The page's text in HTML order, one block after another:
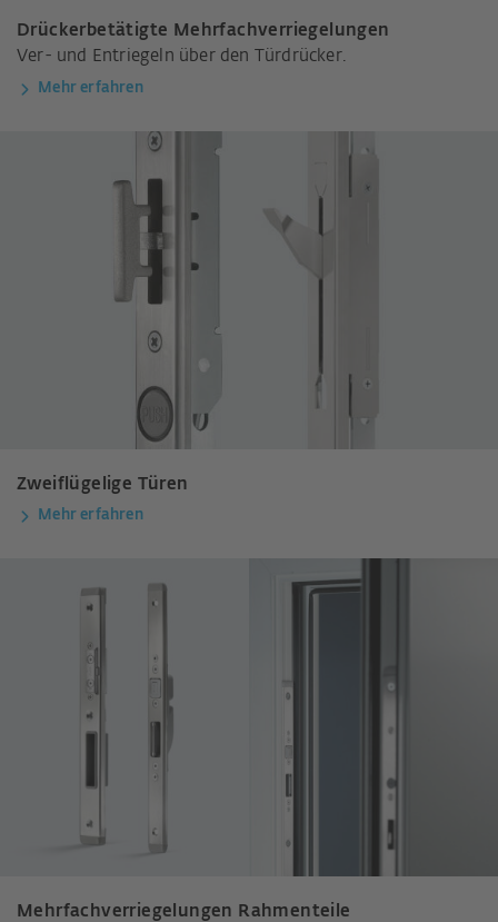
Drückerbetätigte Mehrfachverriegelungen
Ver- und Entriegeln über den Türdrücker.
Mehr erfahren
Zweiflügelige Türen
Mehr erfahren
Mehrfachverriegelungen Rahmenteile